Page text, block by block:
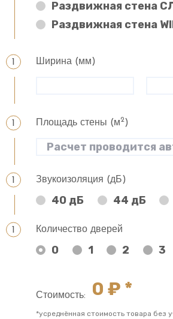
Раздвижная стена
Раздвижная стена
Ширина (мм)
Площадь стены (м2)
Звукоизоляция (дБ)
40 дБ 44 дБ
Количество дверей
0 1 2 3
Стоимость: 0 ₽ *
*усреднённая стоимость товара без